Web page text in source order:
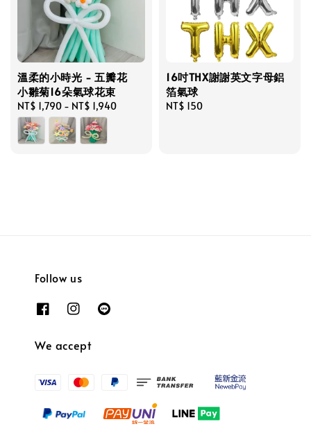
溫柔的小時光 - 五瓣花
小雛菊16朵氣球花束
Regular
price
NT$ 1,790 - NT$ 1,940
16吋THX謝謝英文字母鋁
箔氣球
Regular
NT$ 150
Follow us
We accept